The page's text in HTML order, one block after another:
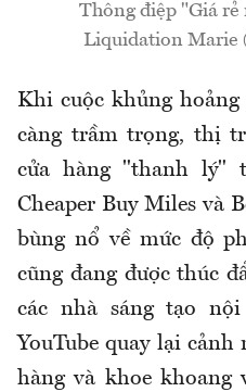
Thông điệp "Giá
Liquidation Marie
Khi cuộc khủng
càng trầm trọng, thị
cửa hàng "thanh lý"
Cheaper Buy Miles và
bùng nổ về mức độ
cũng đang được thúc
các nhà sáng tạo
YouTube quay lại
hàng và khoe khoang